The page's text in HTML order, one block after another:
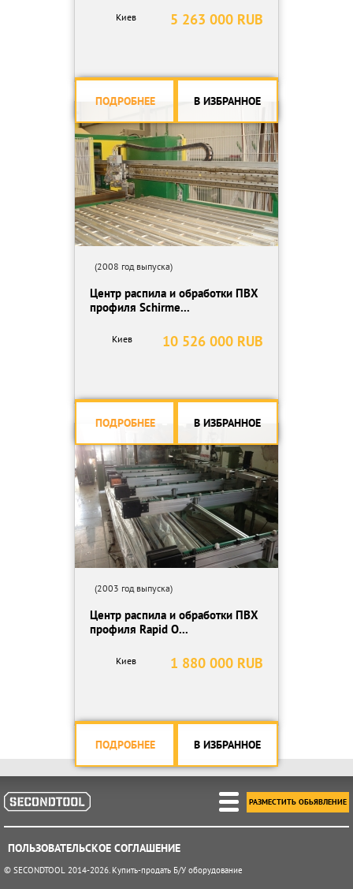
5 263 000 RUB
Киев
ПОДРОБНЕЕ В ИЗБРАННОЕ
(2008 год выпуска)
Центр распила и обработки ПВХ
профиля Schirme...
10 526 000 RUB
Киев
ПОДРОБНЕЕ В ИЗБРАННОЕ
(2003 год выпуска)
Центр распила и обработки ПВХ
профиля Rapid O...
1 880 000 RUB
Киев
ПОДРОБНЕЕ В ИЗБРАННОЕ
ПОЛЬЗОВАТЕЛЬСКОЕ СОГЛАШЕНИЕ
РАЗМЕСТИТЬ ОБЬЯВЛЕНИЕ
© SECONDTOOL 2014-2026. Купить-продать Б/У оборудование